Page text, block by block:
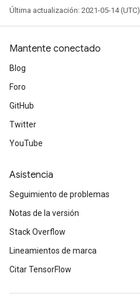
Última actualización: 2021-05-14 (UTC)
Mantente conectado
Blog
Foro
GitHub
Twitter
YouTube
Asistencia
Seguimiento de problemas
Notas de la versión
Stack Overflow
Lineamientos de marca
Citar TensorFlow